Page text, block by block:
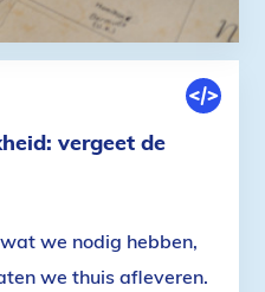
vergeet de
DIGITALE
we nodig hebben,
we thuis afleveren.